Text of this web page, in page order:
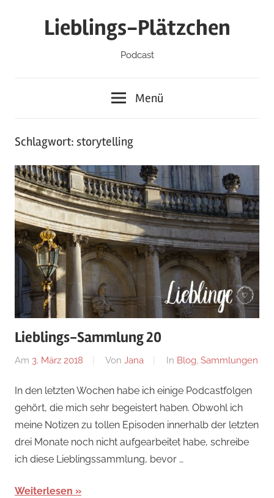
Lieblings-Plätzchen
Podcast
Menü
Schlagwort: storytelling
Lieblings-Sammlung 20
Am 3. März 2018 Von Jana In Blog, Sammlungen
In den letzten Wochen habe ich einige Podcastfolgen
gehört, die mich sehr begeistert haben. Obwohl ich
meine Notizen zu tollen Episoden innerhalb der letzten
drei Monate noch nicht aufgearbeitet habe, schreibe
ich diese Lieblingssammlung, bevor …
Weiterlesen